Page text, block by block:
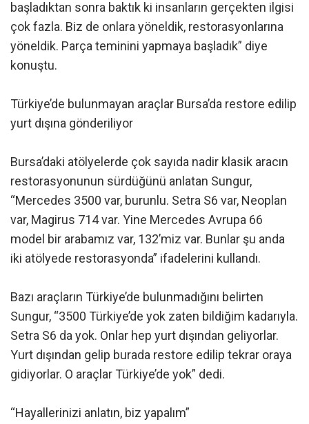
başladıktan sonra baktık ki insanların gerçekten ilgisi
çok fazla. Biz de onlara yöneldik, restorasyonlarına
yöneldik. Parça teminini yapmaya başladık” diye
konuştu.
Türkiye’de bulunmayan araçlar Bursa’da restore edilip
yurt dışına gönderiliyor
Bursa’daki atölyelerde çok sayıda nadir klasik aracın
restorasyonunun sürdüğünü anlatan Sungur,
“Mercedes 3500 var, burunlu. Setra S6 var, Neoplan
var, Magirus 714 var. Yine Mercedes Avrupa 66
model bir arabamız var, 132’miz var. Bunlar şu anda
iki atölyede restorasyonda” ifadelerini kullandı.
Bazı araçların Türkiye’de bulunmadığını belirten
Sungur, “3500 Türkiye’de yok zaten bildiğim kadarıyla.
Setra S6 da yok. Onlar hep yurt dışından geliyorlar.
Yurt dışından gelip burada restore edilip tekrar oraya
gidiyorlar. O araçlar Türkiye’de yok” dedi.
“Hayallerinizi anlatın, biz yapalım”